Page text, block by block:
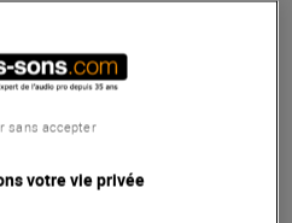
votre vie privée
sans accepter